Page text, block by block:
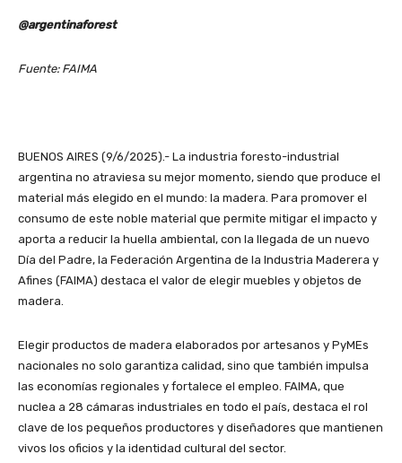
@argentinaforest
Fuente: FAIMA
BUENOS AIRES (9/6/2025).- La industria foresto-industrial
argentina no atraviesa su mejor momento, siendo que produce el
material más elegido en el mundo: la madera. Para promover el
consumo de este noble material que permite mitigar el impacto y
aporta a reducir la huella ambiental, con la llegada de un nuevo
Día del Padre, la Federación Argentina de la Industria Maderera y
Afines (FAIMA) destaca el valor de elegir muebles y objetos de
madera.
Elegir productos de madera elaborados por artesanos y PyMEs
nacionales no solo garantiza calidad, sino que también impulsa
las economías regionales y fortalece el empleo. FAIMA, que
nuclea a 28 cámaras industriales en todo el país, destaca el rol
clave de los pequeños productores y diseñadores que mantienen
vivos los oficios y la identidad cultural del sector.